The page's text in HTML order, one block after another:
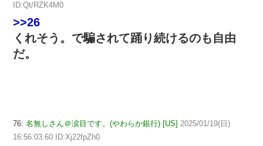
ID:Qt/RZK4M0
>>26
くれそう。で騙されて踊り続けるのも自由
だ。
76: 名無しさん＠涙目です。(やわらか銀行) [US] 2025/01/19(日)
16:56:03.60 ID:Xj22fpZh0